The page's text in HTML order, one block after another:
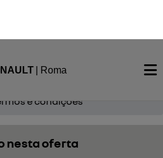
e condições
nesta oferta